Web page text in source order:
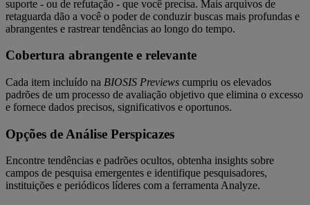
suporte - ou de refutação - que você precisa. Mais arquivos de
retaguarda dão a você o poder de conduzir buscas mais profundas e
abrangentes e rastrear tendências ao longo do tempo.
Cobertura abrangente e relevante
Cada item incluído na BIOSIS Previews cumpriu os elevados
padrões de um processo de avaliação objetivo que elimina o excesso
e fornece dados precisos, significativos e oportunos.
Opções de Análise Perspicazes
Encontre tendências e padrões ocultos, obtenha insights sobre
campos de pesquisa emergentes e identifique pesquisadores,
instituições e periódicos líderes com a ferramenta Analyze.